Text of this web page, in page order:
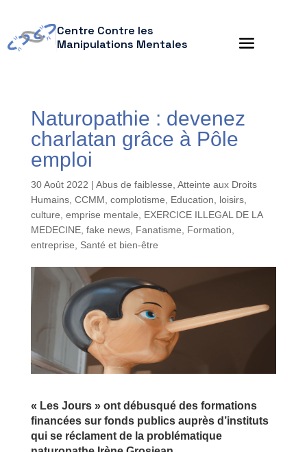
Centre Contre les
Manipulations Mentales
Naturopathie : devenez
charlatan grâce à Pôle
emploi
30 Août 2022 | Abus de faiblesse Atteinte aux Droits
Humains, CCMM complotisme
Education, loisirs,
culture emprise mentale
EXERCICE ILLEGAL DE LA
MEDECINE, fake news, Fanatisme
Formation,
entreprise
Santé et bien-être
« Les Jours » ont débusqué des formations
financées sur fonds publics auprès d’instituts
qui se réclament de la problématique